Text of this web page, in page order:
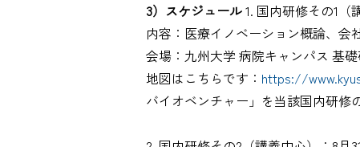
3）スケジュール1. 国内研修その1（
内容：医療イノベーション概論、
会場：九州大学 病院キャンパス 基
地図はこちらです： https://
バイオベンチャー」を当該国内研修